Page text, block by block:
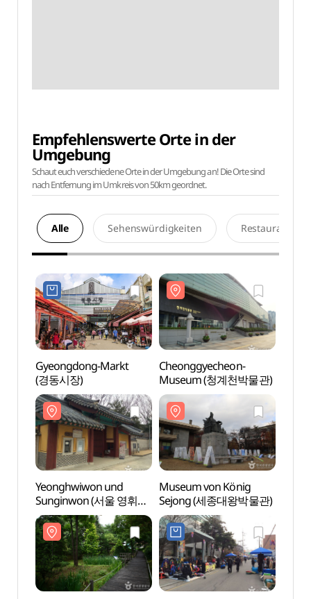
Empfehlenswerte Orte in der
Umgebung
Schaut euch verschiedene Orte in der Umgebung an! Die Orte sind
nach Entfernung im Umkreis von 50km geordnet.
Alle Sehenswürdigkeiten Restaurants
Gyeongdong-Markt
(경동시장)
Cheonggyecheon-
Museum (청계천박물관)
Yeonghwiwon und
Sunginwon (서울 영휘원
(순헌황귀비)과 숭인원
(이진))
Museum von König
Sejong (세종대왕박물관)